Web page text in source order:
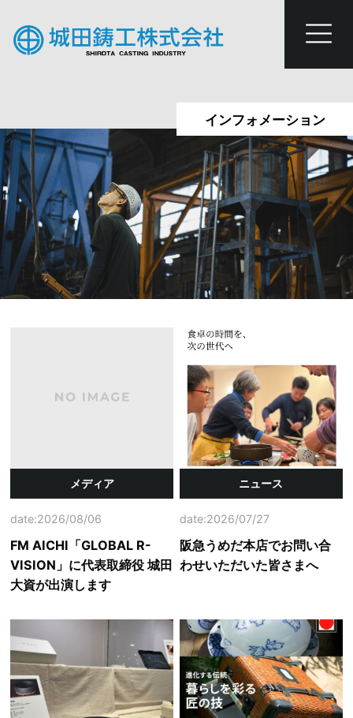
インフォメーション
メディア
date:2026/08/06
FM AICHI「GLOBAL R-
VISION」に代表取締役 城田
大資が出演します
ニュース
date:2026/07/27
阪急うめだ本店でお問い合
わせいただいた皆さまへ